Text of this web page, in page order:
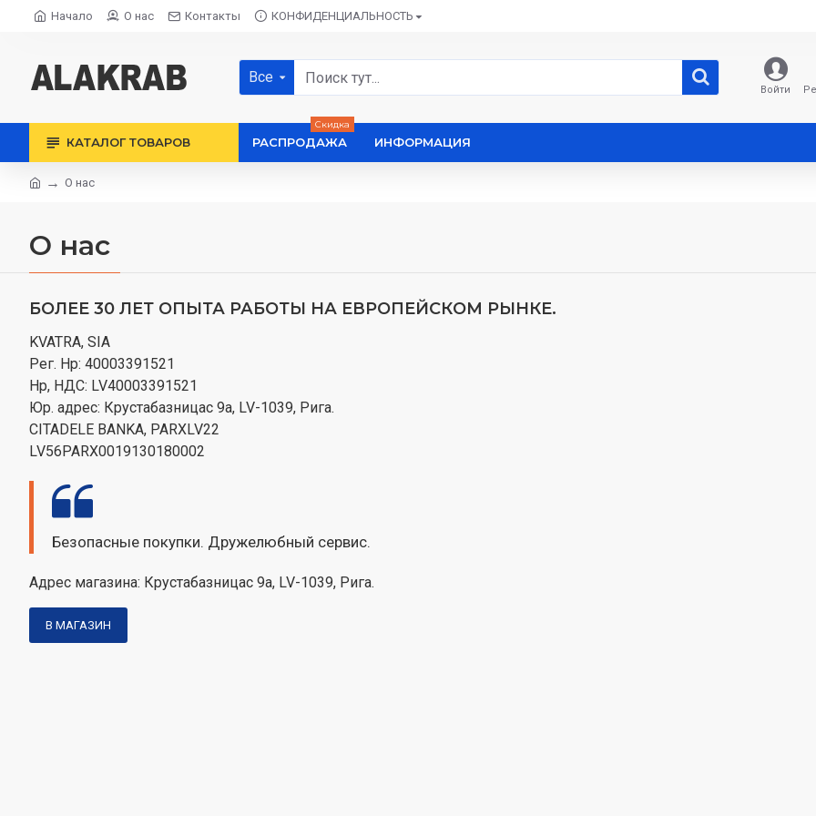
Начало О нас Контакты КОНФИДЕНЦИАЛЬНОСТЬ
Все
Войти
КАТАЛОГ ТОВАРОВ РАСПРОДАЖА
Скидка
ИНФОРМАЦИЯ
О нас
О нас
БОЛЕЕ 30 ЛЕТ ОПЫТА РАБОТЫ НА ЕВРОПЕЙСКОМ РЫНКЕ.
KVATRA, SIA
Рег. Нр: 40003391521
Нр, НДС: LV40003391521
Юр. адрес: Крустабазницас 9а, LV-1039, Рига.
CITADELE BANKA, PARXLV22
LV56PARX0019130180002
Безопасные покупки. Дружелюбный сервис.
Адрес магазина: Крустабазницас 9а, LV-1039, Рига.
В МАГАЗИН